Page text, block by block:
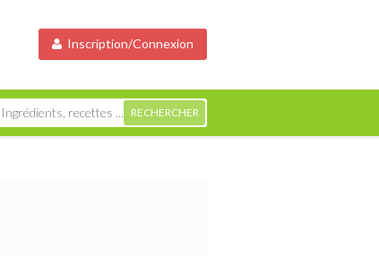
Inscription/Connexion